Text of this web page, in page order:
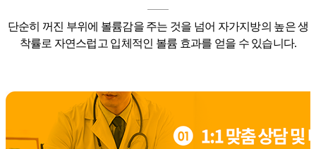
단순히 꺼진 부위에 볼륨감을 주는 것을 넘어 자가지방의 높은 생
착률로 자연스럽고 입체적인 볼륨 효과를 얻을 수 있습니다.